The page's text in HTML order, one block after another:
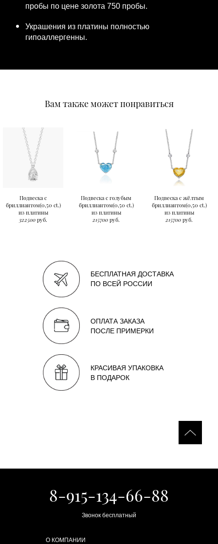
пробы по цене золота 750 пробы.
Украшения из платины полностью
гипоаллергенны.
Вам также может понравиться
Подвеска с
бриллиантом(0,50 ct.)
из платины
322500 руб.
Подвеска с голубым
бриллиантом(0,50 ct.)
из платины
215700 руб.
Подвеска с жёлтым
бриллиантом(0,50 ct.)
из платины
215700 руб.
БЕСПЛАТНАЯ ДОСТАВКА
ПО ВСЕЙ РОССИИ
ОПЛАТА ЗАКАЗА
ПОСЛЕ ПРИМЕРКИ
КРАСИВАЯ УПАКОВКА
В ПОДАРОК
8-915-134-66-88
Звонок бесплатный
О КОМПАНИИ